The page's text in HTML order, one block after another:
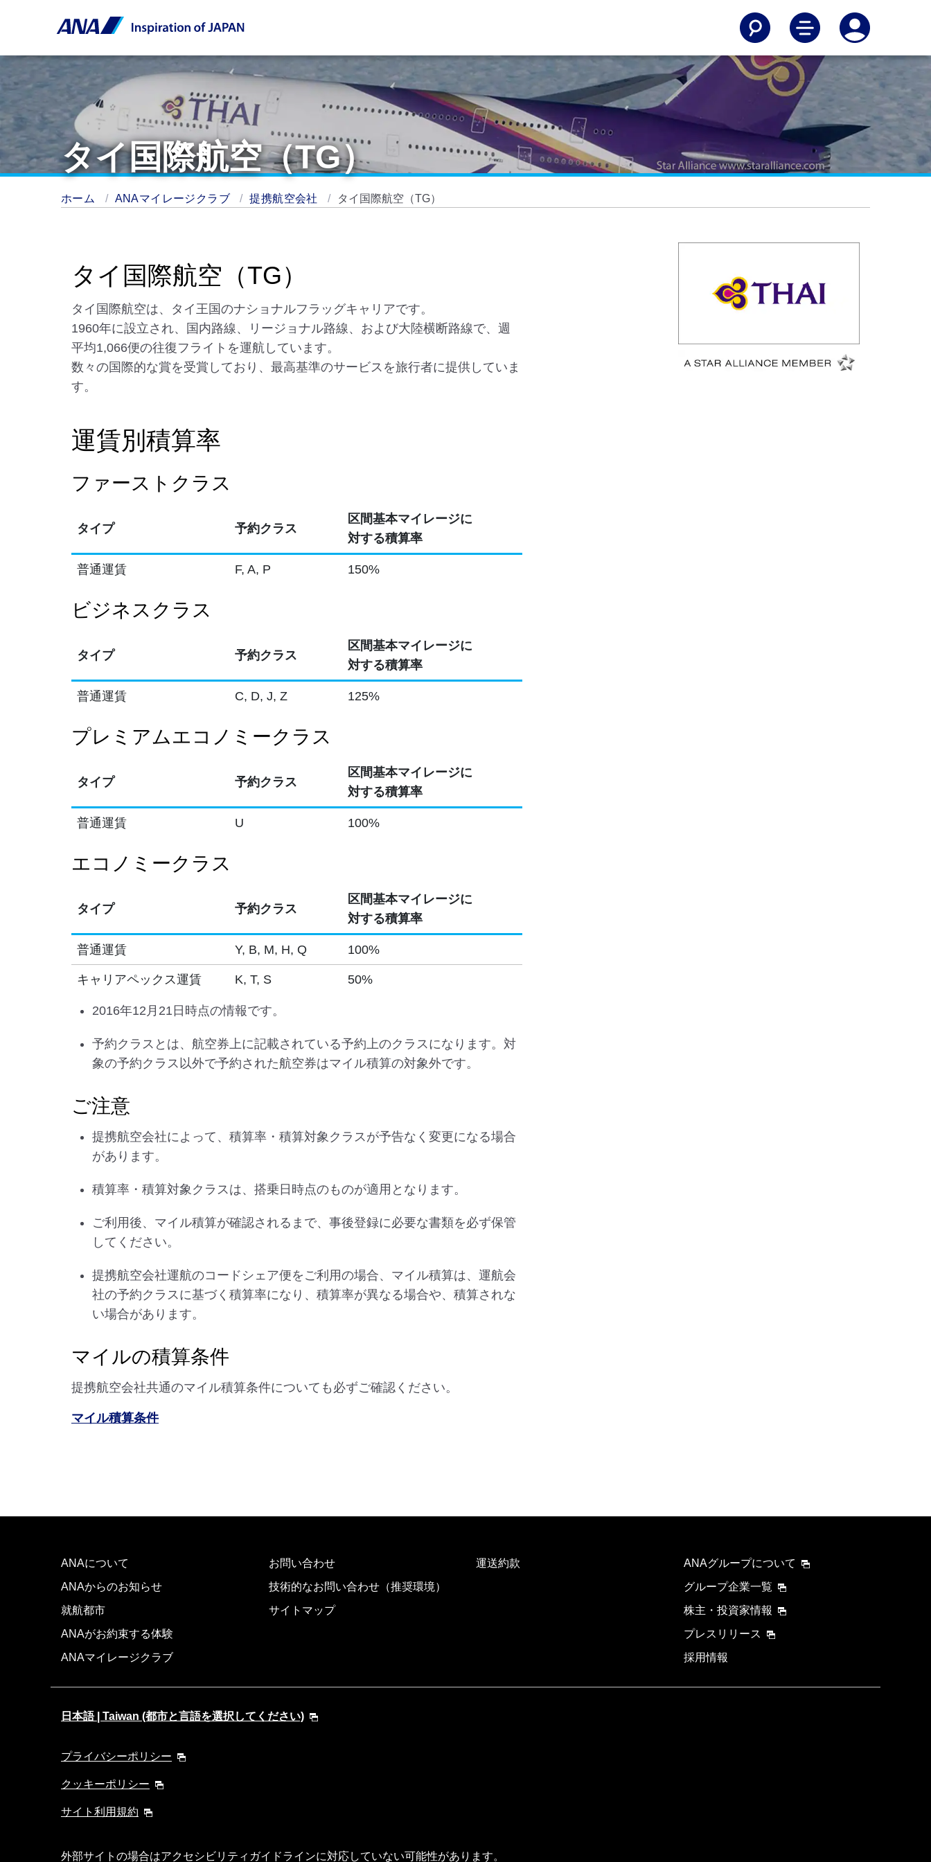
タイ国際航空（TG）
ホーム ANAマイレージクラブ 提携航空会社 タイ国際航空（TG）
タイ国際航空（TG）
タイ国際航空は、タイ王国のナショナルフラッグキャリアです。
1960年に設立され、国内路線、リージョナル路線、および大陸横断路線で、週
平均1,066便の往復フライトを運航しています。
数々の国際的な賞を受賞しており、最高基準のサービスを旅行者に提供していま
す。
運賃別積算率
ファーストクラス
タイプ 予約クラス
区間基本マイレージに
対する積算率
普通運賃 F, A, P 150%
ビジネスクラス
タイプ 予約クラス
区間基本マイレージに
対する積算率
普通運賃 C, D, J, Z 125%
プレミアムエコノミークラス
タイプ 予約クラス
区間基本マイレージに
対する積算率
普通運賃 U 100%
エコノミークラス
タイプ 予約クラス
区間基本マイレージに
対する積算率
普通運賃 Y, B, M, H, Q 100%
キャリアペックス運賃 K, T, S 50%
2016年12月21日時点の情報です。
予約クラスとは、航空券上に記載されている予約上のクラスになります。対
象の予約クラス以外で予約された航空券はマイル積算の対象外です。
ご注意
提携航空会社によって、積算率・積算対象クラスが予告なく変更になる場合
があります。
積算率・積算対象クラスは、搭乗日時点のものが適用となります。
ご利用後、マイル積算が確認されるまで、事後登録に必要な書類を必ず保管
してください。
提携航空会社運航のコードシェア便をご利用の場合、マイル積算は、運航会
社の予約クラスに基づく積算率になり、積算率が異なる場合や、積算されな
い場合があります。
マイルの積算条件
提携航空会社共通のマイル積算条件についても必ずご確認ください。
マイル積算条件
ANAについて
ANAからのお知らせ
就航都市
ANAがお約束する体験
ANAマイレージクラブ
お問い合わせ
技術的なお問い合わせ（推奨環境）
サイトマップ
運送約款
ANAグループについて
グループ企業一覧
株主・投資家情報
プレスリリース
採用情報
日本語 | Taiwan (都市と言語を選択してください)
プライバシーポリシー
クッキーポリシー
サイト利用規約
外部サイトの場合はアクセシビリティガイドラインに対応していない可能性があります。